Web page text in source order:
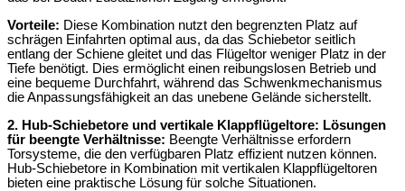
Vorteile: Diese Kombination nutzt den begrenzten Platz auf
schrägen Einfahrten optimal aus, da das Schiebetor seitlich
entlang der Schiene gleitet und das Flügeltor weniger Platz in der
Tiefe benötigt. Dies ermöglicht einen reibungslosen Betrieb und
eine bequeme Durchfahrt, während das Schwenkmechanismus
die Anpassungsfähigkeit an das unebene Gelände sicherstellt.
2. Hub-Schiebetore und vertikale Klappflügeltore: Lösungen
für beengte Verhältnisse: Beengte Verhältnisse erfordern
Torsysteme, die den verfügbaren Platz effizient nutzen können.
Hub-Schiebetore in Kombination mit vertikalen Klappflügeltoren
bieten eine praktische Lösung für solche Situationen.